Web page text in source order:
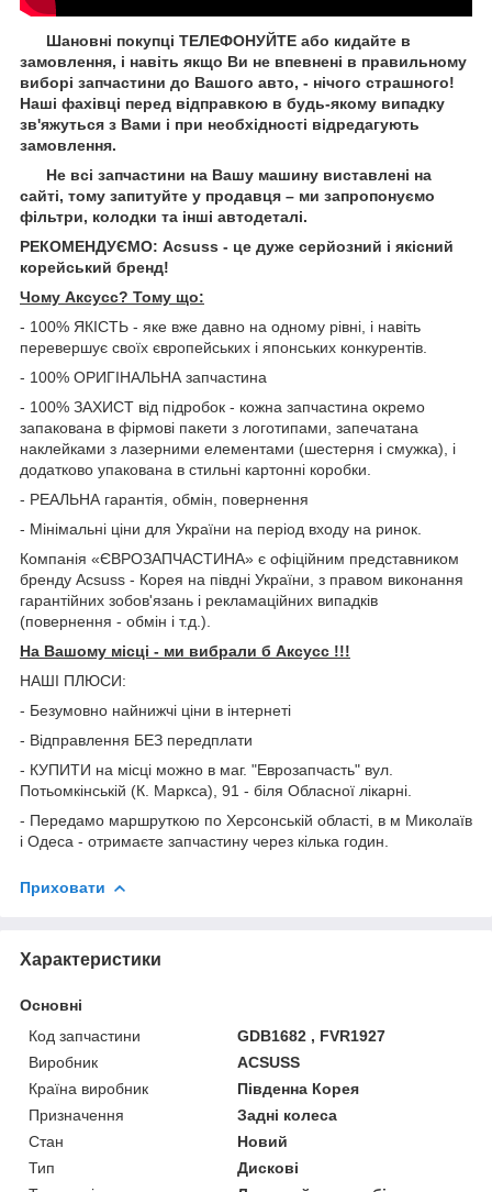
Шановні покупці ТЕЛЕФОНУЙТЕ або кидайте в
замовлення, і навіть якщо Ви не впевнені в правильному
виборі запчастини до Вашого авто, - нічого страшного!
Наші фахівці перед відправкою в будь-якому випадку
зв'яжуться з Вами і при необхідності відредагують
замовлення.
Не всі запчастини на Вашу машину виставлені на
сайті, тому запитуйте у продавця – ми запропонуємо
фільтри, колодки та інші автодеталі.
РЕКОМЕНДУЄМО: Acsuss - це дуже серйозний і якісний
корейський бренд!
Чому Aксусс? Тому що:
- 100% ЯКІСТЬ - яке вже давно на одному рівні, і навіть
перевершує своїх європейських і японських конкурентів.
- 100% ОРИГІНАЛЬНА запчастина
- 100% ЗАХИСТ від підробок - кожна запчастина окремо
запакована в фірмові пакети з логотипами, запечатана
наклейками з лазерними елементами (шестерня і смужка), і
додатково упакована в стильні картонні коробки.
- РЕАЛЬНА гарантія, обмін, повернення
- Мінімальні ціни для України на період входу на ринок.
Компанія «ЄВРОЗАПЧАСТИНА» є офіційним представником
бренду Acsuss - Корея на півдні України, з правом виконання
гарантійних зобов'язань і рекламаційних випадків
(повернення - обмін і т.д.).
На Вашому місці - ми вибрали б Aксусс !!!
НАШІ ПЛЮСИ:
- Безумовно найнижчі ціни в інтернеті
- Відправлення БЕЗ передплати
- КУПИТИ на місці можно в маг. "Еврозапчасть" вул.
Потьомкінській (К. Маркса), 91 - біля Обласної лікарні.
- Передамо маршруткою по Херсонській області, в м Миколаїв
і Одеса - отримаєте запчастину через кілька годин.
Приховати
Характеристики
Основні
Код запчастини
GDB1682 , FVR1927
Виробник
ACSUSS
Країна виробник
Південна Корея
Призначення
Задні колеса
Стан
Новий
Тип
Дискові